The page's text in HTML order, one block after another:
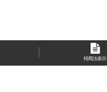
特商法表示